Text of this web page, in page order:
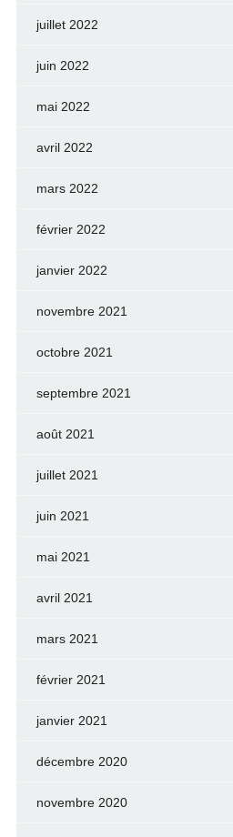
juillet 2022
juin 2022
mai 2022
avril 2022
mars 2022
février 2022
janvier 2022
novembre 2021
octobre 2021
septembre 2021
août 2021
juillet 2021
juin 2021
mai 2021
avril 2021
mars 2021
février 2021
janvier 2021
décembre 2020
novembre 2020